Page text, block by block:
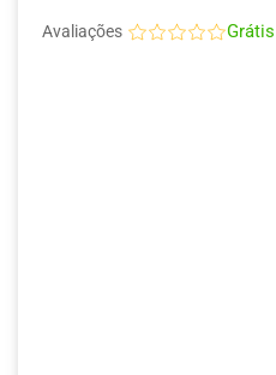
Avaliações Grátis